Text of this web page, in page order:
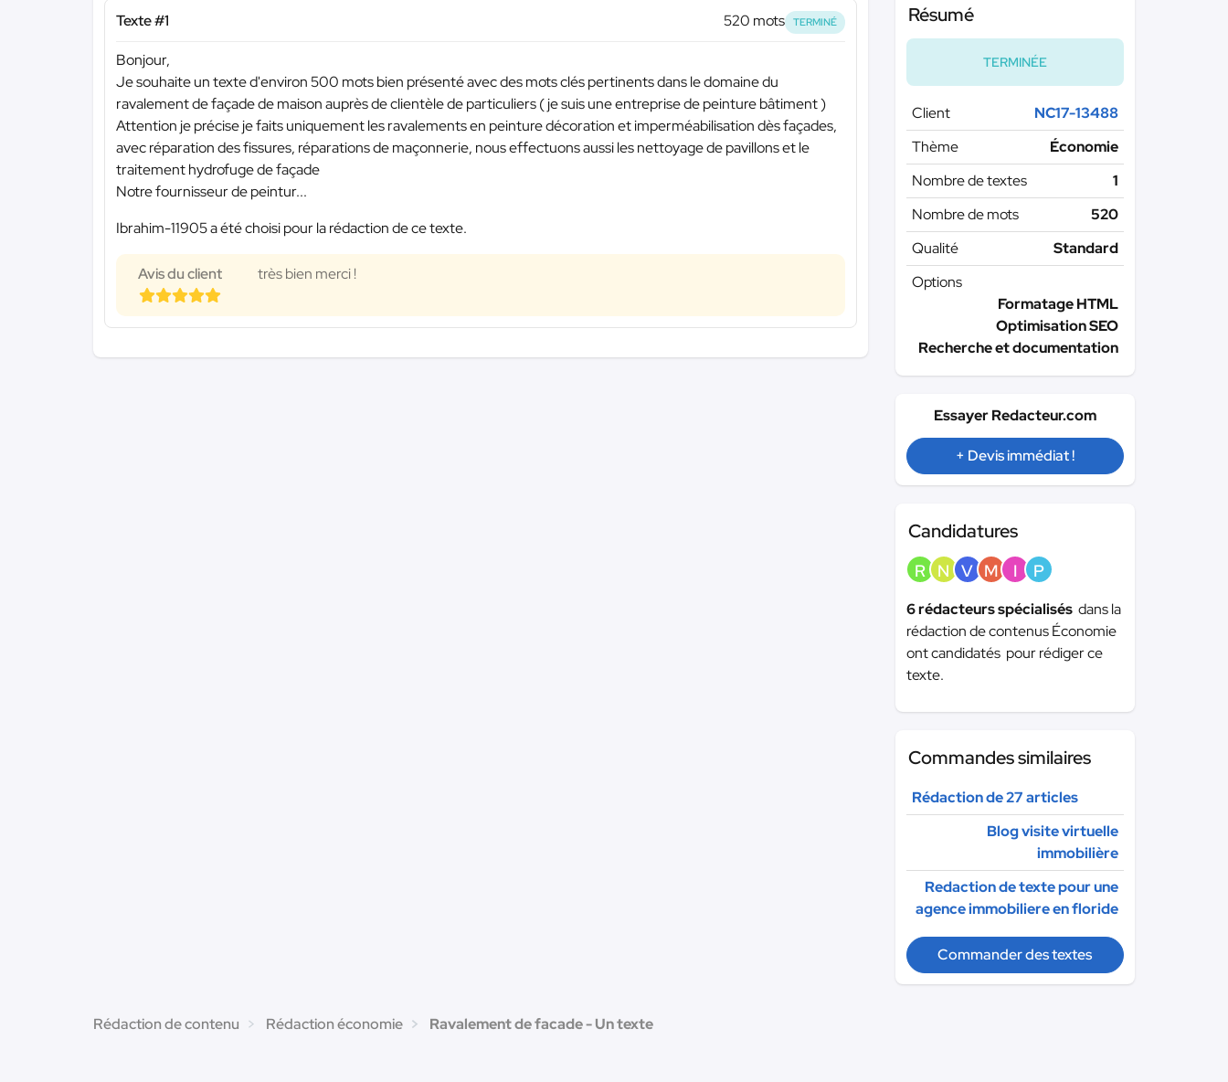
Texte #1 520 mots TERMINÉ
Bonjour,
Je souhaite un texte d'environ 500 mots bien présenté avec des mots clés pertinents dans le domaine du
ravalement de façade de maison auprès de clientèle de particuliers ( je suis une entreprise de peinture bâtiment )
Attention je précise je faits uniquement les ravalements en peinture décoration et imperméabilisation dès façades,
avec réparation des fissures, réparations de maçonnerie, nous effectuons aussi les nettoyage de pavillons et le
traitement hydrofuge de façade
Notre fournisseur de peintur...
Ibrahim-11905 a été choisi pour la rédaction de ce texte.
Avis du client très bien merci !
Résumé
TERMINÉE
Client
NC17-13488
Thème
Économie
Nombre de textes
1
Nombre de mots
520
Qualité
Standard
Options
Formatage HTML
Optimisation SEO
Recherche et documentation
Essayer Redacteur.com
+ Devis immédiat !
Candidatures
R N V M I P
6 rédacteurs spécialisés dans la
rédaction de contenus Économie
ont candidatés pour rédiger ce
texte.
Commandes similaires
Rédaction de 27 articles
Blog visite virtuelle
immobilière
Redaction de texte pour une
agence immobiliere en floride
Commander des textes
Rédaction de contenu Rédaction économie Ravalement de facade - Un texte